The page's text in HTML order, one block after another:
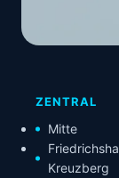
ZENTRAL
Mitte
Kreuzberg